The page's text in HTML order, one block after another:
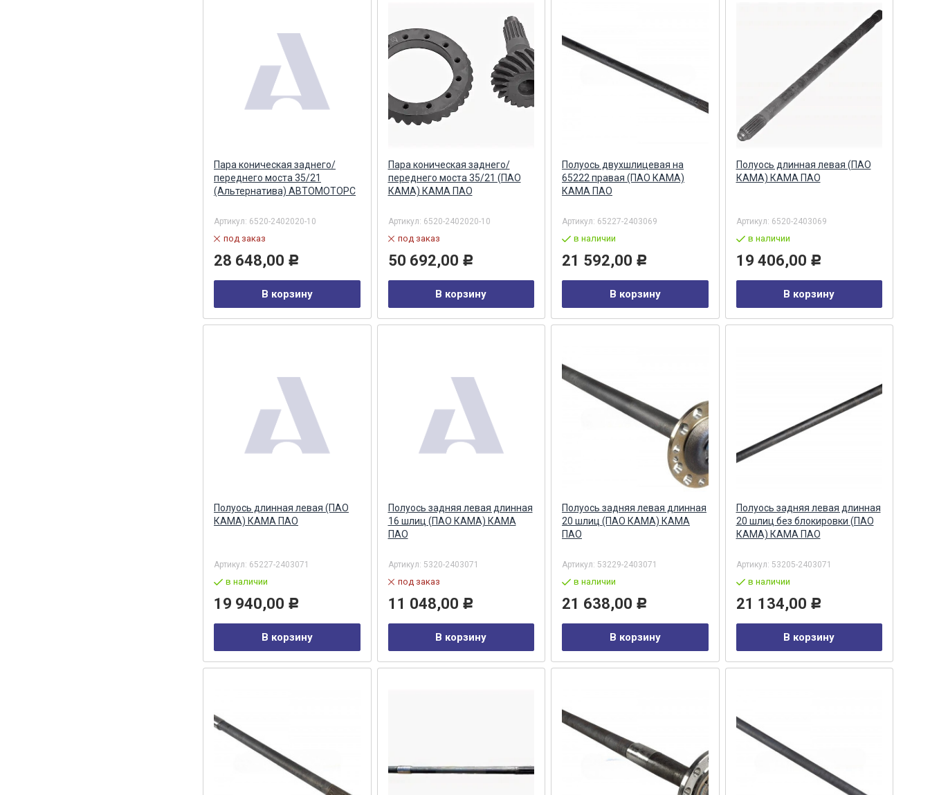
Пара коническая заднего/
переднего моста 35/21
(Альтернатива) АВТОМОТОРС
Артикул: 6520-2402020-10
под заказ
28 648,00 Р
В корзину
Пара коническая заднего/
переднего моста 35/21 (ПАО
КАМА) КАМА ПАО
Артикул: 6520-2402020-10
под заказ
50 692,00 Р
В корзину
Полуось двухшлицевая на
65222 правая (ПАО КАМА)
КАМА ПАО
Артикул: 65227-2403069
в наличии
21 592,00 Р
В корзину
Полуось длинная левая (ПАО
КАМА) КАМА ПАО
Артикул: 6520-2403069
в наличии
19 406,00 Р
В корзину
Полуось длинная левая (ПАО
КАМА) КАМА ПАО
Артикул: 65227-2403071
в наличии
19 940,00 Р
В корзину
Полуось задняя левая длинная
16 шлиц (ПАО КАМА) КАМА
ПАО
Артикул: 5320-2403071
под заказ
11 048,00 Р
В корзину
Полуось задняя левая длинная
20 шлиц (ПАО КАМА) КАМА
ПАО
Артикул: 53229-2403071
в наличии
21 638,00 Р
В корзину
Полуось задняя левая длинная
20 шлиц без блокировки (ПАО
КАМА) КАМА ПАО
Артикул: 53205-2403071
в наличии
21 134,00 Р
В корзину